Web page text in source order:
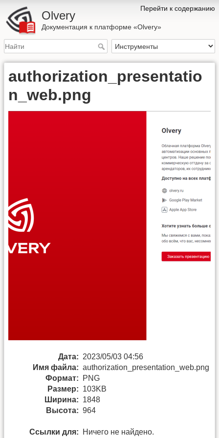
Перейти к содержанию
Olvery
Документация к платформе «Olvery»
authorization_presentatio
n_web.png
Дата: 2023/05/03 04:56
Имя файла: authorization_presentation_web.png
Формат:
PNG
Размер: 103KB
Ширина: 1848
Высота: 964
Ссылки для: Ничего не найдено.